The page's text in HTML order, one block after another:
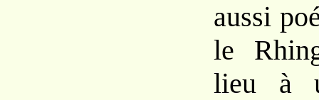
aussi
le
lieu à